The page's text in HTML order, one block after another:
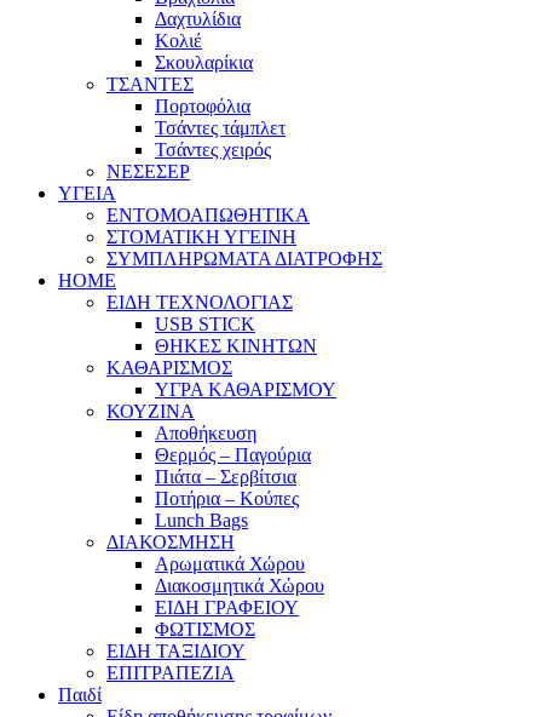
Δαχτυλίδια
Κολιέ
Σκουλαρίκια
ΤΣΑΝΤΕΣ
Πορτοφόλια
Τσάντες τάμπλετ
Τσάντες χειρός
ΝΕΣΕΣΕΡ
ΥΓΕΙΑ
ΕΝΤΟΜΟΑΠΩΘΗΤΙΚΑ
ΣΤΟΜΑΤΙΚΗ ΥΓΕΙΝΗ
ΣΥΜΠΛΗΡΩΜΑΤΑ ΔΙΑΤΡΟΦΗΣ
HOME
ΕΙΔΗ ΤΕΧΝΟΛΟΓΙΑΣ
USB STICK
ΘΗΚΕΣ ΚΙΝΗΤΩΝ
ΚΑΘΑΡΙΣΜΟΣ
ΥΓΡΑ ΚΑΘΑΡΙΣΜΟΥ
ΚΟΥΖΙΝΑ
Αποθήκευση
Θερμός – Παγούρια
Πιάτα – Σερβίτσια
Ποτήρια – Κούπες
Lunch Bags
ΔΙΑΚΟΣΜΗΣΗ
Αρωματικά Χώρου
Διακοσμητικά Χώρου
ΕΙΔΗ ΓΡΑΦΕΙΟΥ
ΦΩΤΙΣΜΟΣ
ΕΙΔΗ ΤΑΞΙΔΙΟΥ
ΕΠΙΤΡΑΠΕΖΙΑ
Παιδί